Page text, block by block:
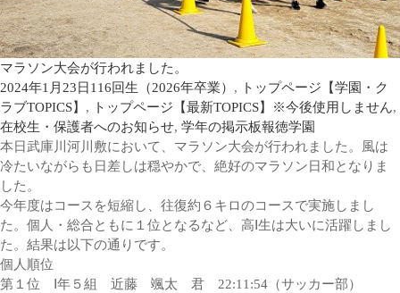
マラソン大会が行われました。
2024年1月23日 116回生（2026年卒業） ,
トップページ【学園・ク
ラブTOPICS】 , トップページ【最新TOPICS】※今後使用しません,
在校生・保護者へのお知らせ, 学年の掲示板報徳学園
本日武庫川河川敷において、マラソン大会が行われました。風は
冷たいながらも日差しは穏やかで、絶好のマラソン日和となりま
した。
今年度はコースを短縮し、往復約６キロのコースで実施しまし
た。個人・総合ともに１位となるなど、高Ⅰ生は大いに活躍しまし
た。結果は以下の通りです。
個人順位
第１位 Ⅰ年５組 近藤 颯太 君 22:11:54（サッカー部）